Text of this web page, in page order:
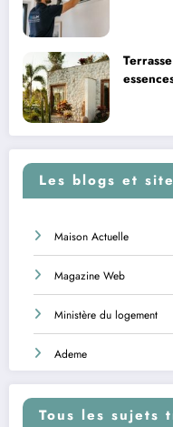
Les blogs et
Maison Actuelle
Magazine Web
Ministère du logement
Ademe
Tous les sujets